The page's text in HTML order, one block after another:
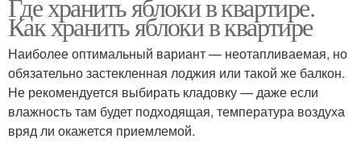
Как хранить яблоки в квартире
Наиболее оптимальный вариант — неотапливаемая, но
обязательно застекленная лоджия или такой же балкон.
Не рекомендуется выбирать кладовку — даже если
влажность там будет подходящая, температура воздуха
вряд ли окажется приемлемой.